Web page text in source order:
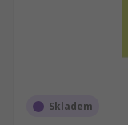
Skladem